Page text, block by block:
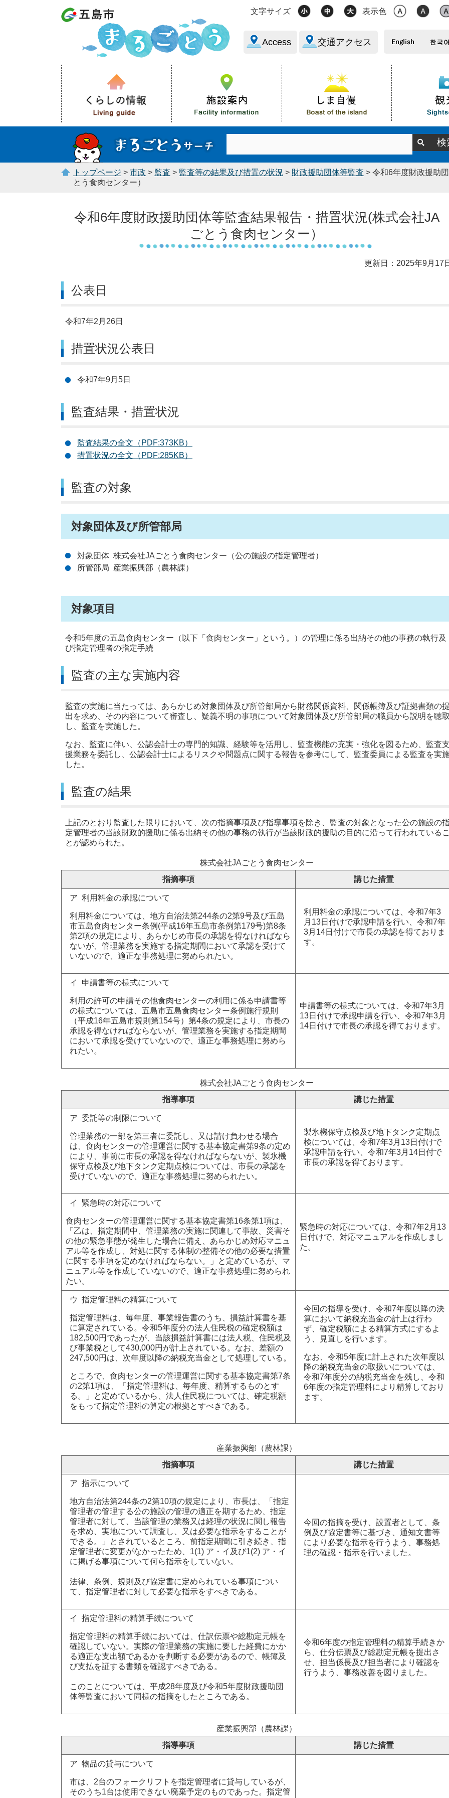
文字サイズ 表示色
Access 交通アクセス
トップページ > 市政 > 監査 > 監査等の結果及び措置の状況 > 財政援助団体等監査 > 令和6年度財政援助
とう食肉センター）
令和6年度財政援助団体等監査結果報告・措置状況(株式会社JA
ごとう食肉センター）
更新日：2025年9月17
公表日
令和7年2月26日
措置状況公表日
令和7年9月5日
監査結果・措置状況
監査結果の全文（PDF:373KB）
措置状況の全文（PDF:285KB）
監査の対象
対象団体及び所管部局
対象団体 株式会社JAごとう食肉センター（公の施設の指定管理者）
所管部局 産業振興部（農林課）
対象項目
令和5年度の五島食肉センター（以下「食肉センター」という。）の管理に係る出納その他の事務の執行及
び指定管理者の指定手続
監査の主な実施内容
監査の実施に当たっては、あらかじめ対象団体及び所管部局から財務関係資料、関係帳簿及び証拠書類の提
出を求め、その内容について審査し、疑義不明の事項について対象団体及び所管部局の職員から説明を聴取
し、監査を実施した。
なお、監査に伴い、公認会計士の専門的知識、経験等を活用し、監査機能の充実・強化を図るため、監査支
援業務を委託し、公認会計士によるリスクや問題点に関する報告を参考にして、監査委員による監査を実
した。
監査の結果
上記のとおり監査した限りにおいて、次の指摘事項及び指導事項を除き、監査の対象となった公の施設の指
定管理者の当該財政的援助に係る出納その他の事務の執行が当該財政的援助の目的に沿って行われているこ
とが認められた。
株式会社JAごとう食肉センター
指摘事項
講じた措置
ア 利用料金の承認について
利用料金については、地方自治法第244条の2第9号及び五島
市五島食肉センター条例(平成16年五島市条例第179号)第8条
第2項の規定により、あらかじめ市長の承認を得なければなら
ないが、管理業務を実施する指定期間において承認を受けて
いないので、適正な事務処理に努められたい。
利用料金の承認については、令和7年3
月13日付けで承認申請を行い、令和7年
3月14日付けで市長の承認を得ておりま
す。
イ 申請書等の様式について
利用の許可の申請その他食肉センターの利用に係る申請書等
の様式については、五島市五島食肉センター条例施行規則
（平成16年五島市規則第154号）第4条の規定により、市長の
承認を得なければならないが、管理業務を実施する指定期間
において承認を受けていないので、適正な事務処理に努めら
れたい。
申請書等の様式については、令和7年3月
13日付けで承認申請を行い、令和7年3月
14日付けで市長の承認を得ております。
株式会社JAごとう食肉センター
指導事項
講じた措置
ア 委託等の制限について
管理業務の一部を第三者に委託し、又は請け負わせる場合
は、食肉センターの管理運営に関する基本協定書第9条の定め
により、事前に市長の承認を得なければならないが、製氷機
保守点検及び地下タンク定期点検については、市長の承認を
受けていないので、適正な事務処理に努められたい。
製氷機保守点検及び地下タンク定期点
検については、令和7年3月13日付けで
承認申請を行い、令和7年3月14日付で
市長の承認を得ております。
イ 緊急時の対応について
食肉センターの管理運営に関する基本協定書第16条第1項は、
「乙は、指定期間中、管理業務の実施に関連して事故、災害そ
の他の緊急事態が発生した場合に備え、あらかじめ対応マニュ
アル等を作成し、対処に関する体制の整備その他の必要な措置
に関する事項を定めなければならない。」と定めているが、マ
ニュアル等を作成していないので、適正な事務処理に努められ
たい。
緊急時の対応については、令和7年2月13
日付けで、対応マニュアルを作成しまし
た。
ウ 指定管理料の精算について
指定管理料は、毎年度、事業報告書のうち、損益計算書を基
に算定されている。令和5年度分の法人住民税の確定税額は
182,500円であったが、当該損益計算書には法人税、住民税及
び事業税として430,000円が計上されている。なお、差額の
247,500円は、次年度以降の納税充当金として処理している。
ところで、食肉センターの管理運営に関する基本協定書第7条
の2第1項は、「指定管理料は、毎年度、精算するものとす
る。」と定めているから、法人住民税については、確定税額
をもって指定管理料の算定の根拠とすべきである。
今回の指導を受け、令和7年度以降の決
算において納税充当金の計上は行わ
ず、確定税額による精算方式にするよ
う、見直しを行います。
なお、令和5年度に計上された次年度以
降の納税充当金の取扱いについては、
令和7年度分の納税充当金を残し、令和
6年度の指定管理料により精算しており
ます。
産業振興部（農林課）
指摘事項
講じた措置
ア 指示について
地方自治法第244条の2第10項の規定により、市長は、「指定
管理者の管理する公の施設の管理の適正を期するため、指定
管理者に対して、当該管理の業務又は経理の状況に関し報告
を求め、実地について調査し、又は必要な指示をすることが
できる。」とされているところ、前指定期間に引き続き、指
定管理者に変更がなかったため、1(1) ア・イ及び1(2) ア・イ
に掲げる事項について何ら指示をしていない。
法律、条例、規則及び協定書に定められている事項につい
て、指定管理者に対して必要な指示をすべきである。
今回の指摘を受け、設置者として、条
例及び協定書等に基づき、通知文書等
により必要な指示を行うよう、事務処
理の確認・指示を行いました。
イ 指定管理料の精算手続について
指定管理料の精算手続においては、仕訳伝票や総勘定元帳を
確認していない。実際の管理業務の実施に要した経費にかか
る適正な支出額であるかを判断する必要があるので、帳簿及
び支払を証する書類を確認すべきである。
このことについては、平成28年度及び令和5年度財政援助団
体等監査において同様の指摘をしたところである。
令和6年度の指定管理料の精算手続きか
ら、仕分伝票及び総勘定元帳を提出さ
せ、担当係長及び担当者により確認を
行うよう、事務改善を図りました。
産業振興部（農林課）
指導事項
講じた措置
ア 物品の貸与について
市は、2台のフォークリフトを指定管理者に貸与しているが、
そのうち1台は使用できない廃棄予定のものであった。指定管